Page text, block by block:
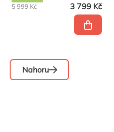
3 799 Kč
5 999 Kč
Ovládací
Nahoru